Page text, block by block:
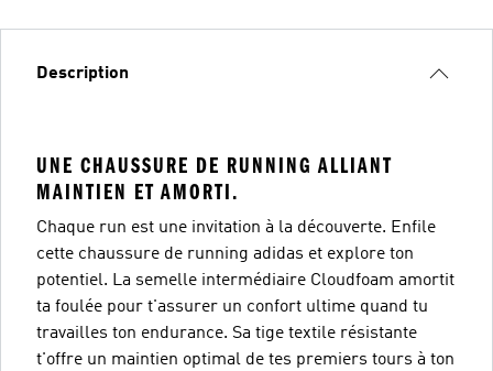
Description
UNE CHAUSSURE DE RUNNING ALLIANT
MAINTIEN ET AMORTI.
Chaque run est une invitation à la découverte. Enfile
cette chaussure de running adidas et explore ton
potentiel. La semelle intermédiaire Cloudfoam amortit
ta foulée pour t'assurer un confort ultime quand tu
travailles ton endurance. Sa tige textile résistante
t'offre un maintien optimal de tes premiers tours à ton